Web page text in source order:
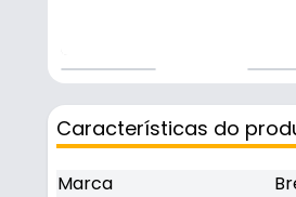
Características do
Marca